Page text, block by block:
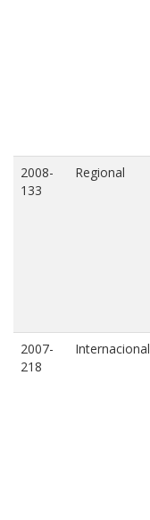
2008-
133
Regional
2007-
218
Internacional